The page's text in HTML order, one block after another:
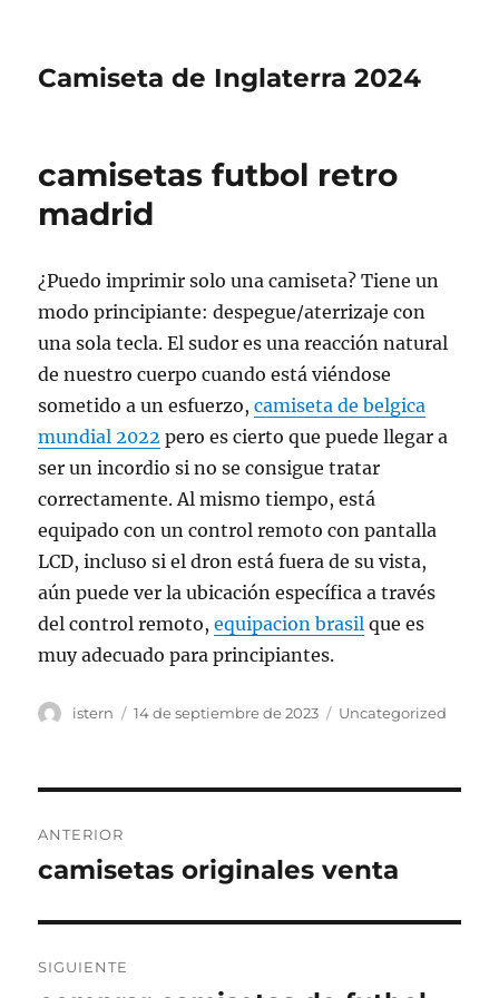
Camiseta de Inglaterra 2024
camisetas futbol retro
madrid
¿Puedo imprimir solo una camiseta? Tiene un
modo principiante: despegue/aterrizaje con
una sola tecla. El sudor es una reacción natural
de nuestro cuerpo cuando está viéndose
sometido a un esfuerzo,camiseta de belgica
mundial 2022 pero es cierto que puede llegar a
ser un incordio si no se consigue tratar
correctamente. Al mismo tiempo, está
equipado con un control remoto con pantalla
LCD, incluso si el dron está fuera de su vista,
aún puede ver la ubicación específica a través
del control remoto,equipacion brasil que es
muy adecuado para principiantes.
Autor
istern
Publicado
14 de septiembre de 2023 Categorías
Uncategorized
de
ANTERIOR
Entrada
camisetas originales venta
SIGUIENTE